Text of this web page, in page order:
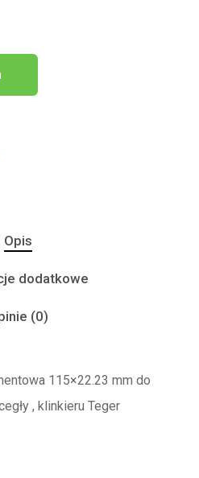
Opis
dodatkowe
(0)
115×22.23 mm do
, klinkieru Teger